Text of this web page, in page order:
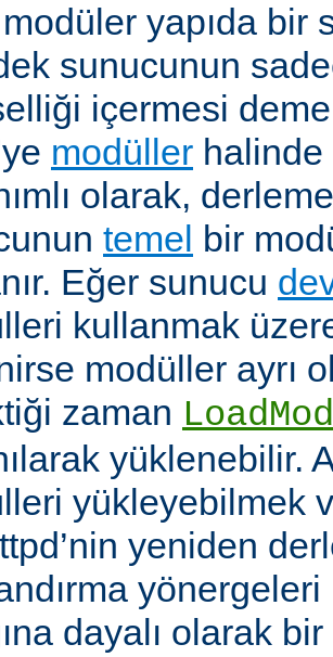
yapıda bir
sunucunun
içermesi
modüller
olarak,
temel
bir
Eğer sunucu
kullanmak
modüller ayrı
zaman
yüklenebilir.
yükleyebilmek
yeniden
dayalı olarak bir